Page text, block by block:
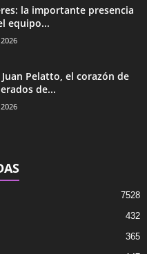
la importante presencia
equipo...
Pelatto, el corazón de
de...
7528
432
365